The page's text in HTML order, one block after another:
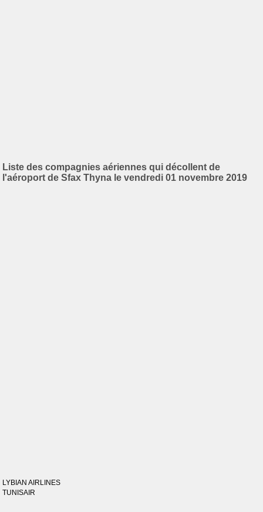
Liste des compagnies aériennes qui décollent de
l'aéroport de Sfax Thyna le vendredi 01 novembre 2019
LYBIAN AIRLINES
TUNISAIR